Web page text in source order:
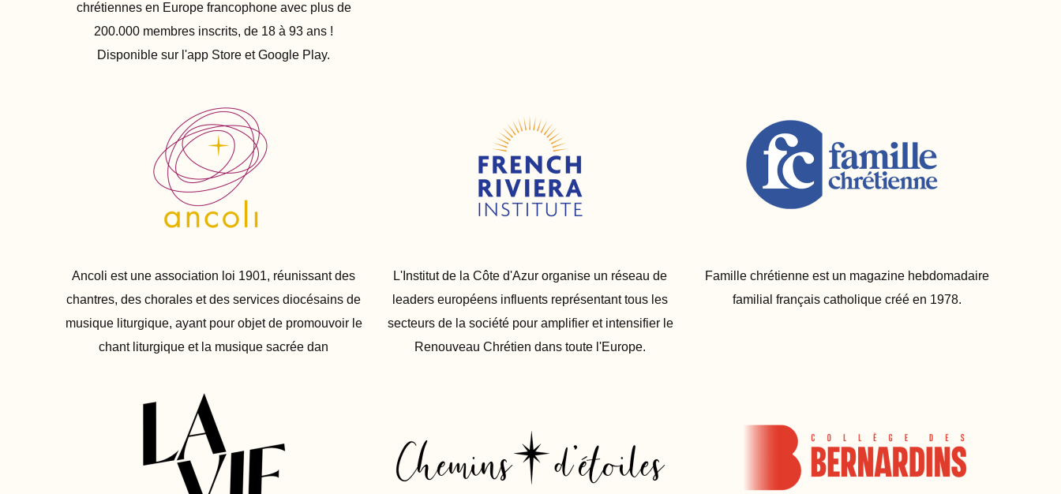
chrétiennes en Europe francophone avec plus de
200.000 membres inscrits, de 18 à 93 ans !
Disponible sur l'app Store et Google Play.
Ancoli est une association loi 1901, réunissant des
chantres, des chorales et des services diocésains de
musique liturgique, ayant pour objet de promouvoir le
chant liturgique et la musique sacrée dan
L'Institut de la Côte d'Azur organise un réseau de
leaders européens influents représentant tous les
secteurs de la société pour amplifier et intensifier le
Renouveau Chrétien dans toute l'Europe.
Famille chrétienne est un magazine hebdomadaire
familial français catholique créé en 1978.